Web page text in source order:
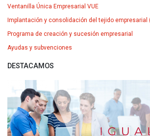
Ventanilla Única Empresarial VUE
Implantación y consolidación del tejido empresarial
Programa de creación y sucesión empresarial
Ayudas y subvenciones
DESTACAMOS